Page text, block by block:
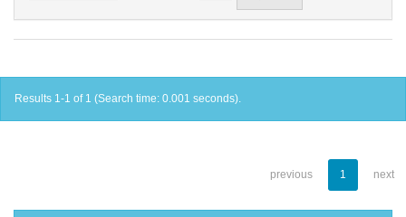
Results 1-1 of 1 (Search time: 0.001 seconds).
previous 1 next